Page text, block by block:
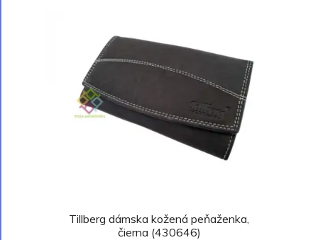
Tillberg dámska kožená peňaženka,
čierna (430646)